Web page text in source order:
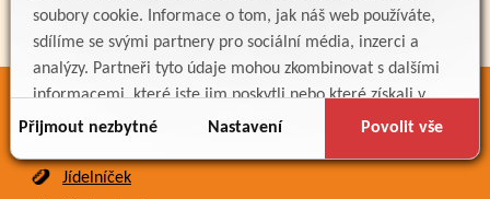
soubory cookie. Informace o tom, jak náš web používáte,
sdílíme se svými partnery pro sociální média, inzerci a
analýzy. Partneři tyto údaje mohou zkombinovat s dalšími
informacemi, které jste jim poskytli nebo které získali v
důsledku toho, že používáte jejich služby.
Přijmout nezbytné Nastavení Povolit vše
Jídelníček